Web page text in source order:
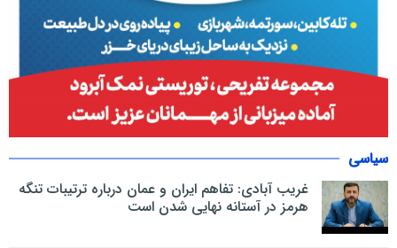
سیاسی
غریب آبادی: تفاهم ایران و عمان درباره ترتیبات تنگه
هرمز در آستانه نهایی شدن است